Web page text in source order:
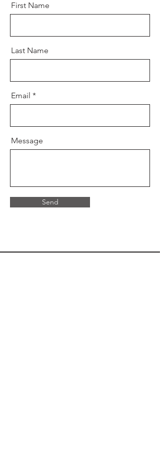
First Name
Last Name
Email
Message
Send